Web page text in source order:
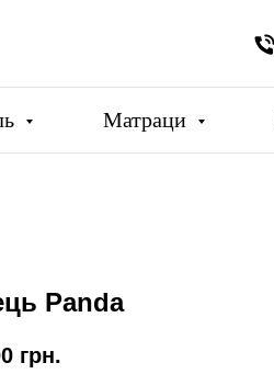
Матраци
Panda
грн.